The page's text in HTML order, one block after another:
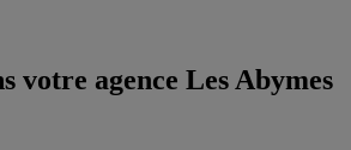
votre agence Les Abymes